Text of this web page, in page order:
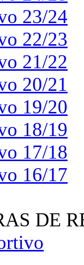
23/24
22/23
21/22
20/21
19/20
18/19
17/18
16/17
DE